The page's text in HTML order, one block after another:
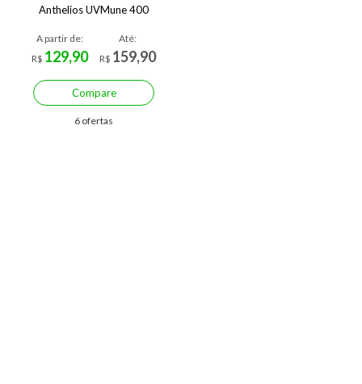
Anthelios UVMune 400
75ml
A partir de:
R$ 129,90
Até:
R$ 159,90
Compare
6 ofertas